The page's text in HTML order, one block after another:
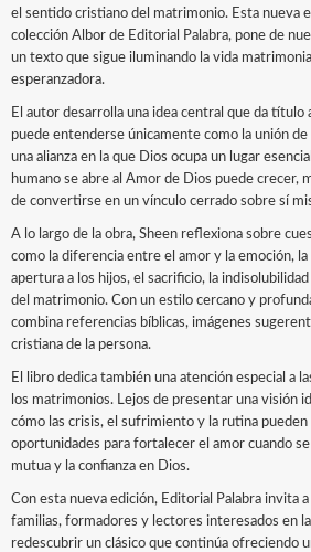
el sentido cristiano del matrimonio. Esta nueva
colección Albor de Editorial Palabra, pone de
un texto que sigue iluminando la vida
esperanzadora.
El autor desarrolla una idea central que da
puede entenderse únicamente como la unión
una alianza en la que Dios ocupa un lugar
humano se abre al Amor de Dios puede crecer,
de convertirse en un vínculo cerrado sobre sí
A lo largo de la obra, Sheen reflexiona sobre
como la diferencia entre el amor y la emoción, la
apertura a los hijos, el sacrificio, la
del matrimonio. Con un estilo cercano y
combina referencias bíblicas, imágenes
cristiana de la persona.
El libro dedica también una atención especial a
los matrimonios. Lejos de presentar una visión
cómo las crisis, el sufrimiento y la rutina
oportunidades para fortalecer el amor cuando
mutua y la confianza en Dios.
Con esta nueva edición, Editorial Palabra invita
familias, formadores y lectores interesados en
redescubrir un clásico que continúa ofreciendo